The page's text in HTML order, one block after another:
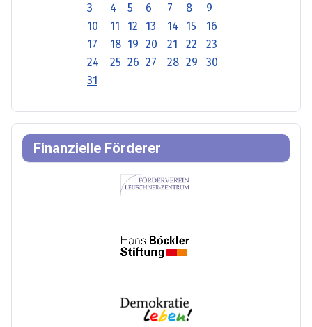
3
4 5 6 7 8
9
10
11 12 13 14 15
16
17
18 19 20 21 22
23
24
25 26 27 28 29
30
31
Finanzielle Förderer